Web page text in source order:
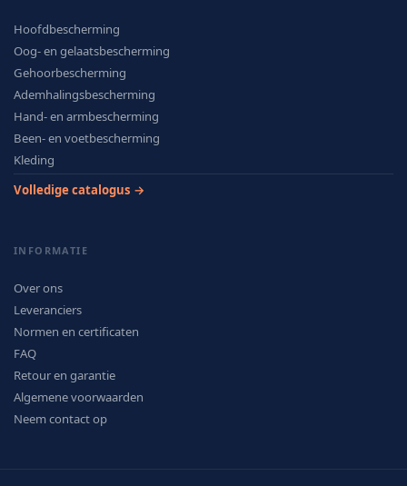
Hoofdbescherming
Oog- en gelaatsbescherming
Gehoorbescherming
Ademhalingsbescherming
Hand- en armbescherming
Been- en voetbescherming
Kleding
Volledige catalogus →
INFORMATIE
Over ons
Leveranciers
Normen en certificaten
FAQ
Retour en garantie
Algemene voorwaarden
Neem contact op